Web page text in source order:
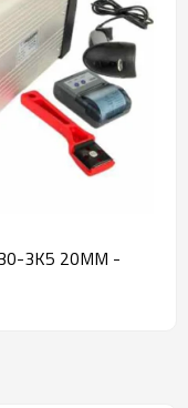
3K5 20MM -